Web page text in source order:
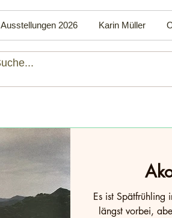
Ausstellungen 2026 Karin Müller
Es ist Spätfrühling
längst vorbei,